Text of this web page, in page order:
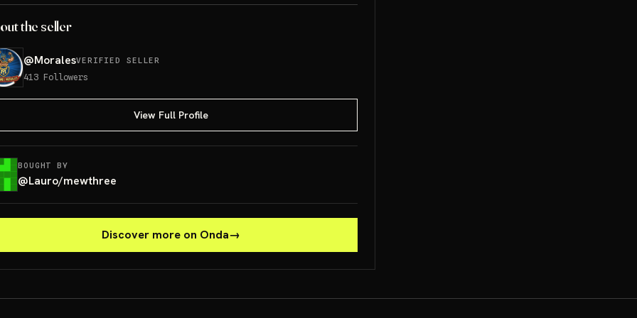
the seller
@MoralesVERIFIED SELLER
413 Followers
View Full Profile
BOUGHT BY
@Lauro/mewthree
Discover more on Onda→